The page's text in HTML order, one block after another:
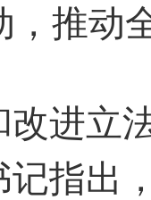
，推动
改进立
记指出